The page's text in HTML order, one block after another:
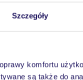
Szczegóły
komfortu
są także do
Tylko u nas
Atrakcje